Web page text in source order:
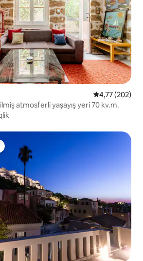
Ortalama
4,77 (202)
atmosferli yaşayış yeri 70 kv.m.